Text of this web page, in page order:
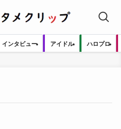
インタビュー アイドル ハロプロ